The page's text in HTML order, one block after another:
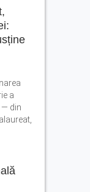
la
anii
celor care
ideile
a
a
din